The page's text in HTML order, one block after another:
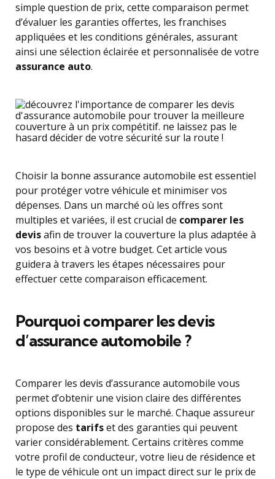
simple question de prix, cette comparaison permet
d’évaluer les garanties offertes, les franchises
appliquées et les conditions générales, assurant
ainsi une sélection éclairée et personnalisée de votre
assurance auto.
Choisir la bonne assurance automobile est essentiel
pour protéger votre véhicule et minimiser vos
dépenses. Dans un marché où les offres sont
multiples et variées, il est crucial de comparer les
devisafin de trouver la couverture la plus adaptée à
vos besoins et à votre budget. Cet article vous
guidera à travers les étapes nécessaires pour
effectuer cette comparaison efficacement.
Pourquoi comparer les devis
d’assurance automobile ?
Comparer les devis d’assurance automobile vous
permet d’obtenir une vision claire des différentes
options disponibles sur le marché. Chaque assureur
propose des tarifset des garanties qui peuvent
varier considérablement. Certains critères comme
votre profil de conducteur, votre lieu de résidence et
le type de véhicule ont un impact direct sur le prix de